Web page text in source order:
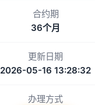
合约期
36个月
更新日期
2026-05-16 13:28:32
办理方式